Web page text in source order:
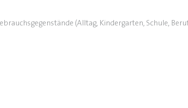
(Alltag, Kindergarten, Schule,